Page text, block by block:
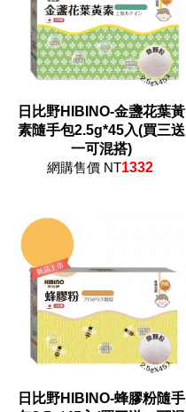
日比野HIBINO-金盞花葉黃
素隨手包2.5g*45入(買三送
一可混搭)
網購售價 NT1332
日比野HIBINO-蜂膠粉隨手